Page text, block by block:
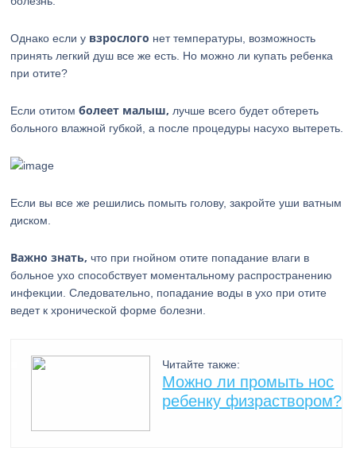
Однако если у взрослого нет температуры, возможность
принять легкий душ все же есть. Но можно ли купать ребенка
при отите?
Если отитомболеет малыш, лучше всего будет обтереть
больного влажной губкой, а после процедуры насухо вытереть.
Если вы все же решились помыть голову, закройте уши ватным
диском.
Важно знать, что при гнойном отите попадание влаги в
больное ухо способствует моментальному распространению
инфекции. Следовательно, попадание воды в ухо при отите
ведет к хронической форме болезни.
Читайте также:
Можно ли промыть нос
ребенку физраствором?